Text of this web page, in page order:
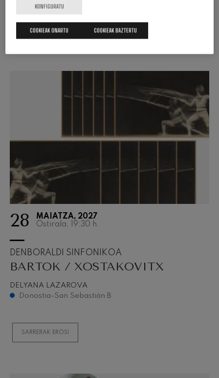
SARRERAK EROSI
28
MAIATZA, 2027
Ostirala, 19:30 h.
DENBORALDI SINFONIKOA
BARTOK / XOSTAKOVITX
DELYANA LAZAROVA
Donostia-San Sebastián B
SARRERAK EROSI
KONFIGURATU
COOKIEAK BAZTERTU
COOKIEAK ONARTU